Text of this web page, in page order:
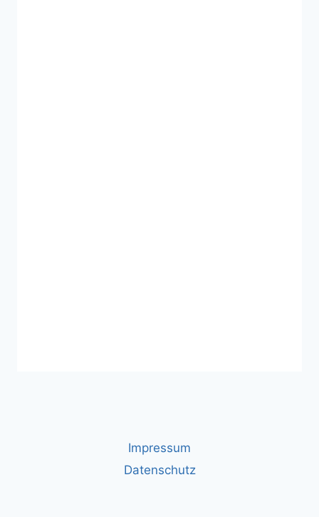
Impressum
Datenschutz